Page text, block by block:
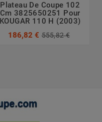
Plateau De Coupe 102
Cm 3825650251 Pour
KOUGAR 110 H (2003)
186,82 € 555,82 €